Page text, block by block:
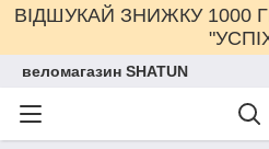
ВІДШУКАЙ ЗНИЖКУ
веломагазин SHATUN